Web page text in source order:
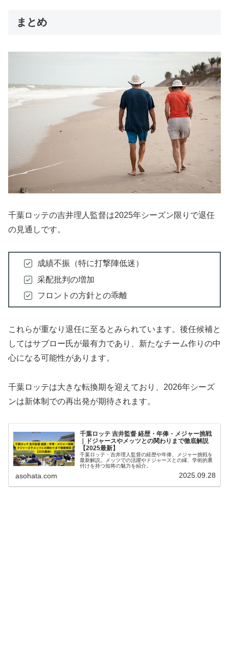
まとめ
千葉ロッテの吉井理人監督は2025年シーズン限りで退任
の見通しです。
成績不振（特に打撃陣低迷）
采配批判の増加
フロントの方針との乖離
これらが重なり退任に至るとみられています。後任候補と
してはサブロー氏が最有力であり、新たなチーム作りの中
心になる可能性があります。
千葉ロッテは大きな転換期を迎えており、2026年シーズ
ンは新体制での再出発が期待されます。
千葉ロッテ 吉井監督 経歴・年俸・メジャー挑戦
｜ドジャースやメッツとの関わりまで徹底解説
【2025最新】
千葉ロッテ・吉井理人監督の経歴や年俸、メジャー挑戦を
最新解説。メッツでの活躍やドジャースとの縁、学術的裏
付けを持つ知将の魅力を紹介。
asohata.com 2025.09.28